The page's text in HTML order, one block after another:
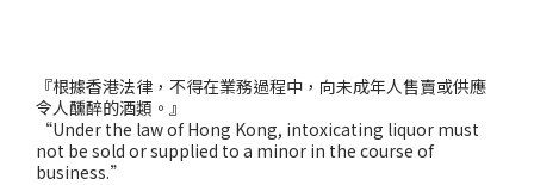
『根據香港法律，不得在業務過程中，向未成年人售賣或供應
令人醺醉的酒類。』
“Under the law of Hong Kong, intoxicating liquor must
not be sold or supplied to a minor in the course of
business.”